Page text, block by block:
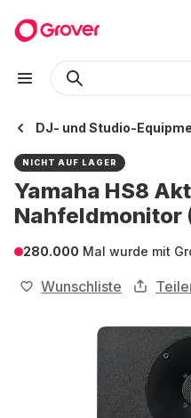
DJ- und Studio-
NICHT AUF LAGER
Yamaha HS8
Nahfeldmonitor
280.000 Mal wurde mit
Wunschliste